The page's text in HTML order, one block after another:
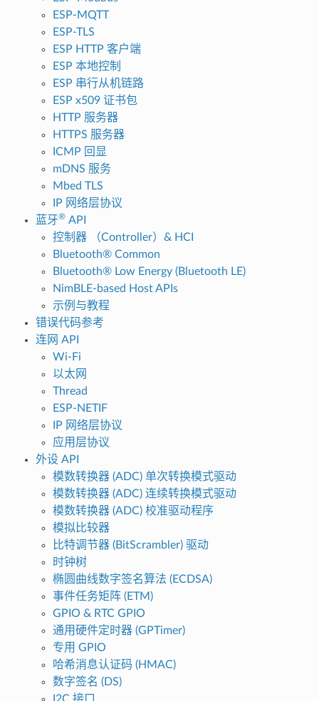
ESP-MQTT
ESP-TLS
ESP HTTP 客户端
ESP 本地控制
ESP 串行从机链路
ESP x509 证书包
HTTP 服务器
HTTPS 服务器
ICMP 回显
mDNS 服务
Mbed TLS
IP 网络层协议
蓝牙®API
控制器 （Controller）& HCI
Bluetooth® Common
Bluetooth® Low Energy (Bluetooth LE)
NimBLE-based Host APIs
示例与教程
错误代码参考
连网 API
Wi-Fi
以太网
Thread
ESP-NETIF
IP 网络层协议
应用层协议
外设 API
模数转换器 (ADC) 单次转换模式驱动
模数转换器 (ADC) 连续转换模式驱动
模数转换器 (ADC) 校准驱动程序
模拟比较器
比特调节器 (BitScrambler) 驱动
时钟树
椭圆曲线数字签名算法 (ECDSA)
事件任务矩阵 (ETM)
GPIO & RTC GPIO
通用硬件定时器 (GPTimer)
专用 GPIO
哈希消息认证码 (HMAC)
数字签名 (DS)